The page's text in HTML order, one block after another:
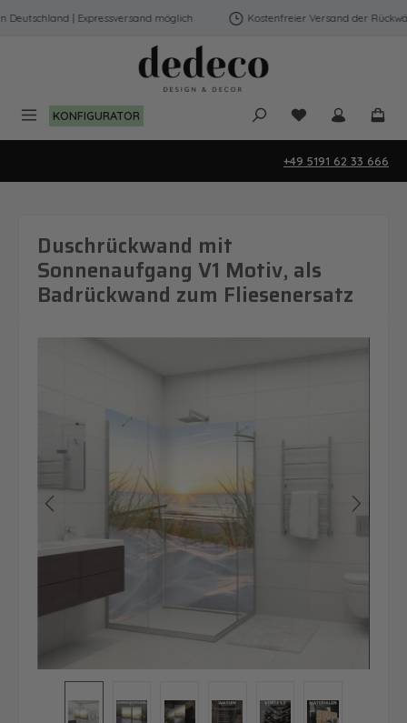
Zum Hauptinhalt springen
| Expressversand möglich Kostenfreier Versand der
KONFIGURATOR Du hast 0
+49 5191 62 33 666
Duschrückwand mit
Sonnenaufgang V1 Motiv, als
Badrückwand zum Fliesenersatz